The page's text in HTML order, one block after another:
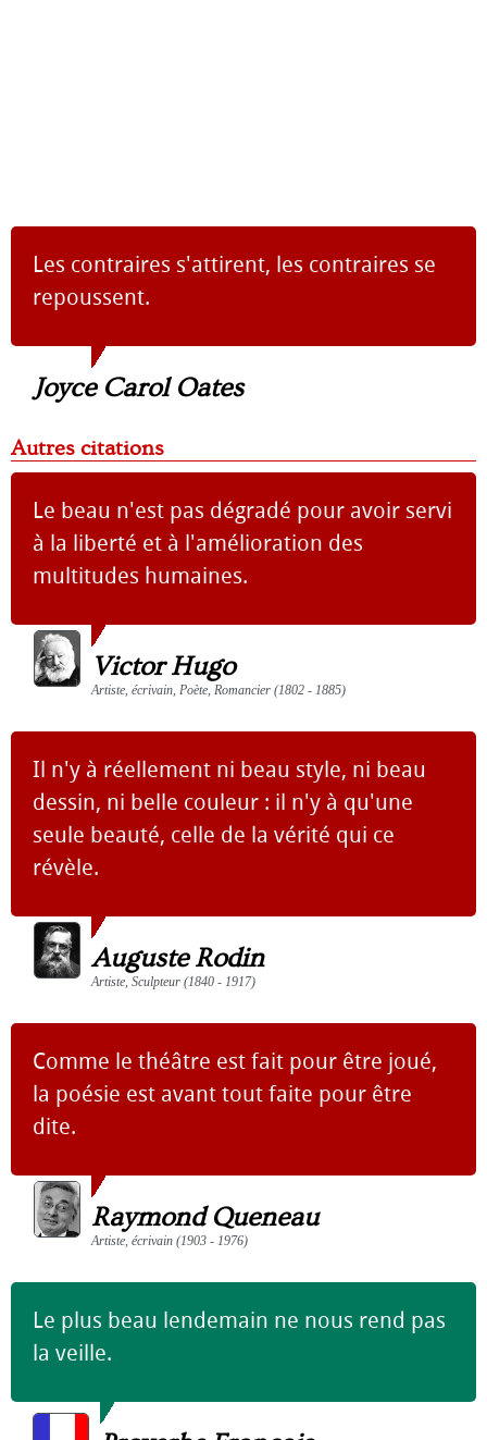
Les contraires s'attirent, les contraires se
repoussent.
Joyce Carol Oates
Autres citations
Le beau n'est pas dégradé pour avoir servi
à la liberté et à l'amélioration des
multitudes humaines.
Victor Hugo
Artiste, écrivain, Poète, Romancier (1802 - 1885)
Il n'y à réellement ni beau style, ni beau
dessin, ni belle couleur : il n'y à qu'une
seule beauté, celle de la vérité qui ce
révèle.
Auguste Rodin
Artiste, Sculpteur (1840 - 1917)
Comme le théâtre est fait pour être joué,
la poésie est avant tout faite pour être
dite.
Raymond Queneau
Artiste, écrivain (1903 - 1976)
Le plus beau lendemain ne nous rend pas
la veille.